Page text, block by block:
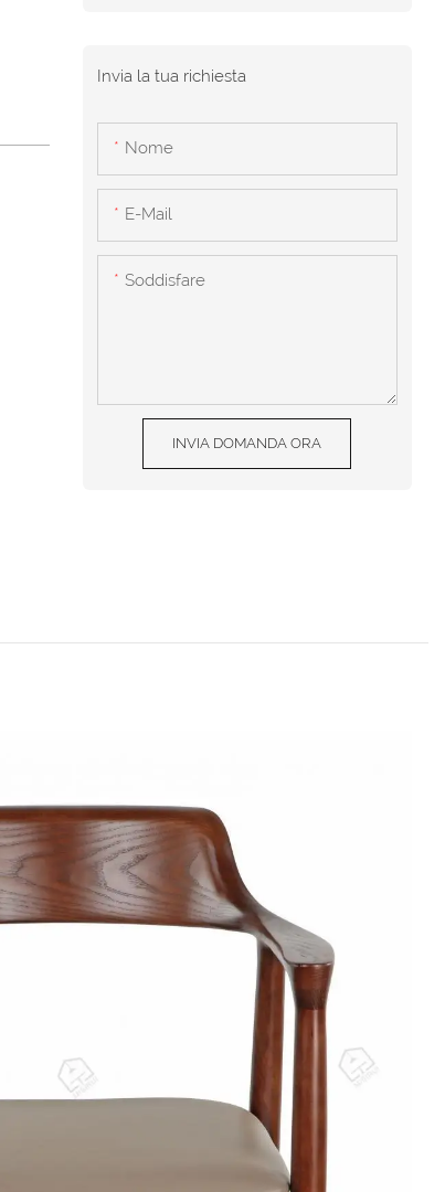
Invia la tua richiesta
Nome
E-Mail
Soddisfare
INVIA DOMANDA ORA